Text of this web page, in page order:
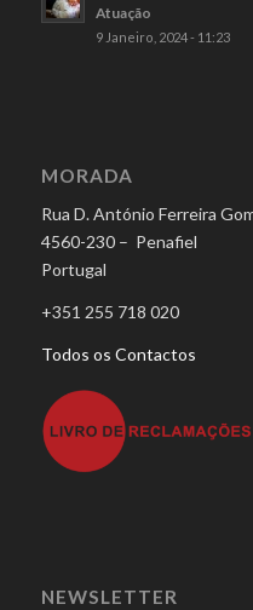
Atuação
9 Janeiro, 2024 - 11:23
MORADA
Rua D. António Ferreira
4560-230 – Penafiel
Portugal
+351 255 718 020
Todos os Contactos
NEWSLETTER